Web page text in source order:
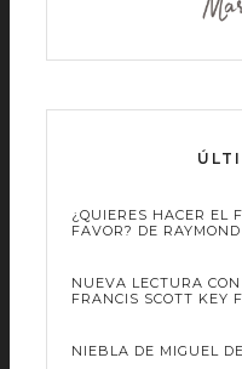
¿QUIERES HACER EL
FAVOR? DE
NUEVA LECTURA
FRANCIS SCOTT KEY
NIEBLA DE MIGUEL